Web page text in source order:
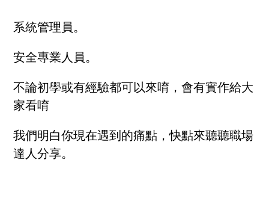
系統管理員。
安全專業人員。
不論初學或有經驗都可以來唷，會有實作給大
家看唷
我們明白你現在遇到的痛點，快點來聽聽職場
達人分享。